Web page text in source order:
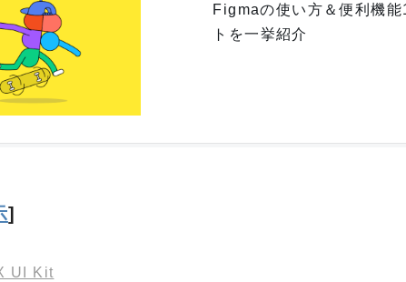
Figmaの使い方＆便利機
トを一挙紹介
]
UI Kit